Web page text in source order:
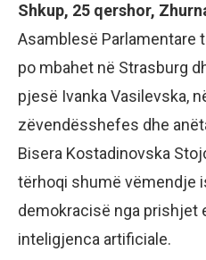
Shkup, 25 qershor,
Asamblesë Parlamentare
po mbahet në Strasburg
pjesë Ivanka Vasilevska,
zëvendësshefes dhe
Bisera Kostadinovska
tërhoqi shumë vëmendje
demokracisë nga prishjet
inteligjenca artificiale.